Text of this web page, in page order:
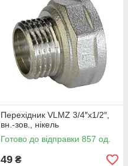
Перехідник VLMZ 3/4″х1/2″,
вн.-зов., нікель
Готово до відправки 857 од.
49 ₴